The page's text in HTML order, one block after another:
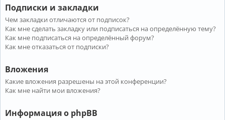
Подписки и закладки
Чем закладки отличаются от подписок?
Как мне сделать закладку или подписаться на определённую тему?
Как мне подписаться на определённый форум?
Как мне отказаться от подписки?
Вложения
Какие вложения разрешены на этой конференции?
Как мне найти мои вложения?
Информация о phpBB